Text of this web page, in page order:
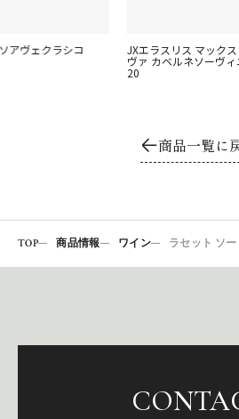
アヴェクラシコ JXエラスリス マック
ヴァ カベルネソーヴィ
20
商品一覧に
TOP 商品情報 ワイン ラセット ソ